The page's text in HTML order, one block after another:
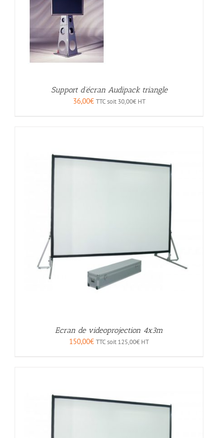
Support d’écran Audipack triangle
36,00€ TTC soit 30,00€HT
Ecran de videoprojection 4x3m
150,00€ TTC soit 125,00€ HT